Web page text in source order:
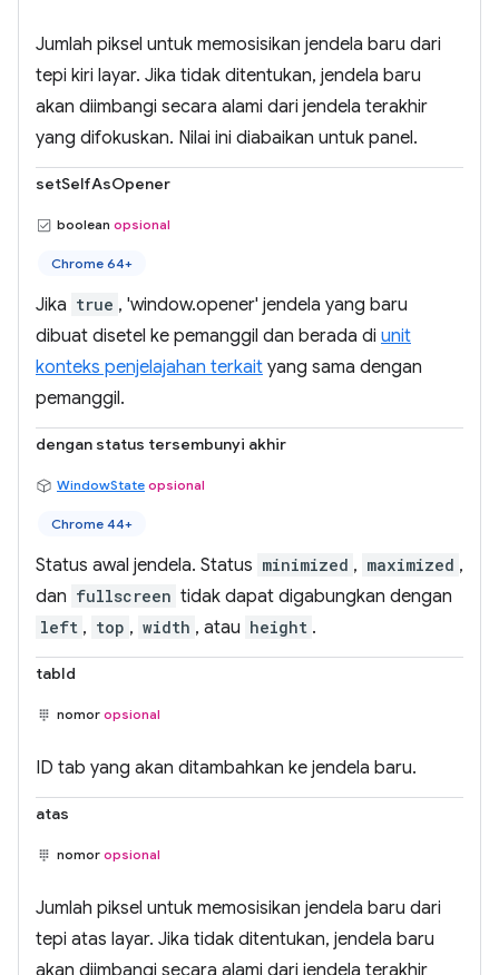
Jumlah piksel untuk memosisikan jendela baru dari
tepi kiri layar. Jika tidak ditentukan, jendela baru
akan diimbangi secara alami dari jendela terakhir
yang difokuskan. Nilai ini diabaikan untuk panel.
setSelfAsOpener
boolean opsional
Chrome 64+
Jika true , 'window.opener' jendela yang baru
dibuat disetel ke pemanggil dan berada di unit
konteks penjelajahan terkait yang sama dengan
pemanggil.
dengan status tersembunyi akhir
WindowState opsional
Chrome 44+
Status awal jendela. Status minimized , maximized ,
dan fullscreen tidak dapat digabungkan dengan
left , top , width , atau height .
tabId
nomor opsional
ID tab yang akan ditambahkan ke jendela baru.
atas
nomor opsional
Jumlah piksel untuk memosisikan jendela baru dari
tepi atas layar. Jika tidak ditentukan, jendela baru
akan diimbangi secara alami dari jendela terakhir